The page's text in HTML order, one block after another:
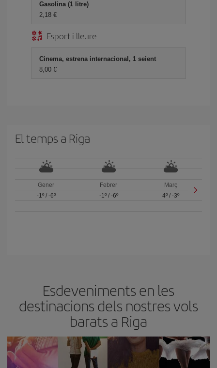
Gasolina (1 litre)
2,18
Esport i lleure
Cinema, estrena internacional, 1 seient
8,00
El temps a Riga
Gener
-1º/ -6º
Febrer
-1º/ -6º
Març
4º /-3º
Esdeveniments en les
destinacions dels nostres vols
barats a Riga